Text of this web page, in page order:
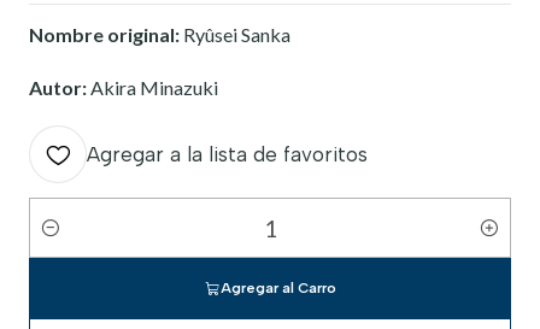
Nombre original: Ryûsei Sanka
Autor:Akira Minazuki
Agregar a la lista de favoritos
Cantidad
Agregar al Carro